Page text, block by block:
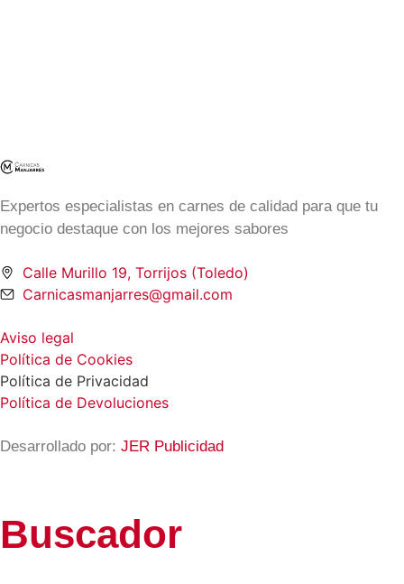
Expertos especialistas en carnes de calidad para que tu
negocio destaque con los mejores sabores
Calle Murillo 19, Torrijos (Toledo)
Carnicasmanjarres@gmail.com
Aviso legal
Política de Cookies
Política de Privacidad
Política de Devoluciones
Desarrollado por: JER Publicidad
Buscador